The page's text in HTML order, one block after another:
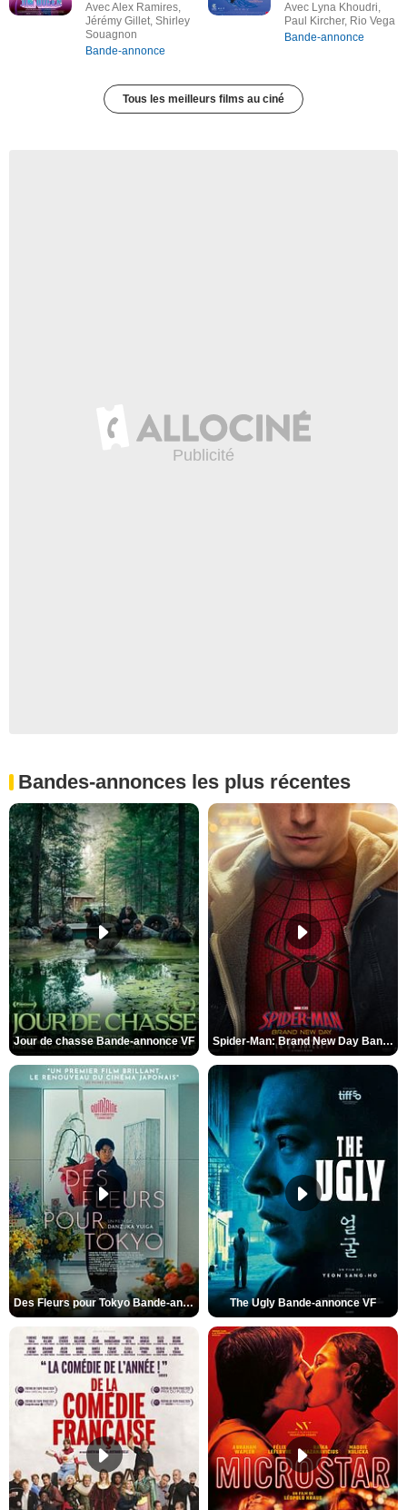
Avec Alex Ramires,
Jérémy Gillet, Shirley
Souagnon
Bande-annonce
Avec Lyna Khoudri,
Paul Kircher, Rio Vega
Bande-annonce
Tous les meilleurs films au ciné
Bandes-annonces les plus récentes
Jour de chasse Bande-annonce VF Spider-Man: Brand New Day Bande-annonce (3) VO STFR
Des Fleurs pour Tokyo Bande-annonce VO STFR The Ugly Bande-annonce VF